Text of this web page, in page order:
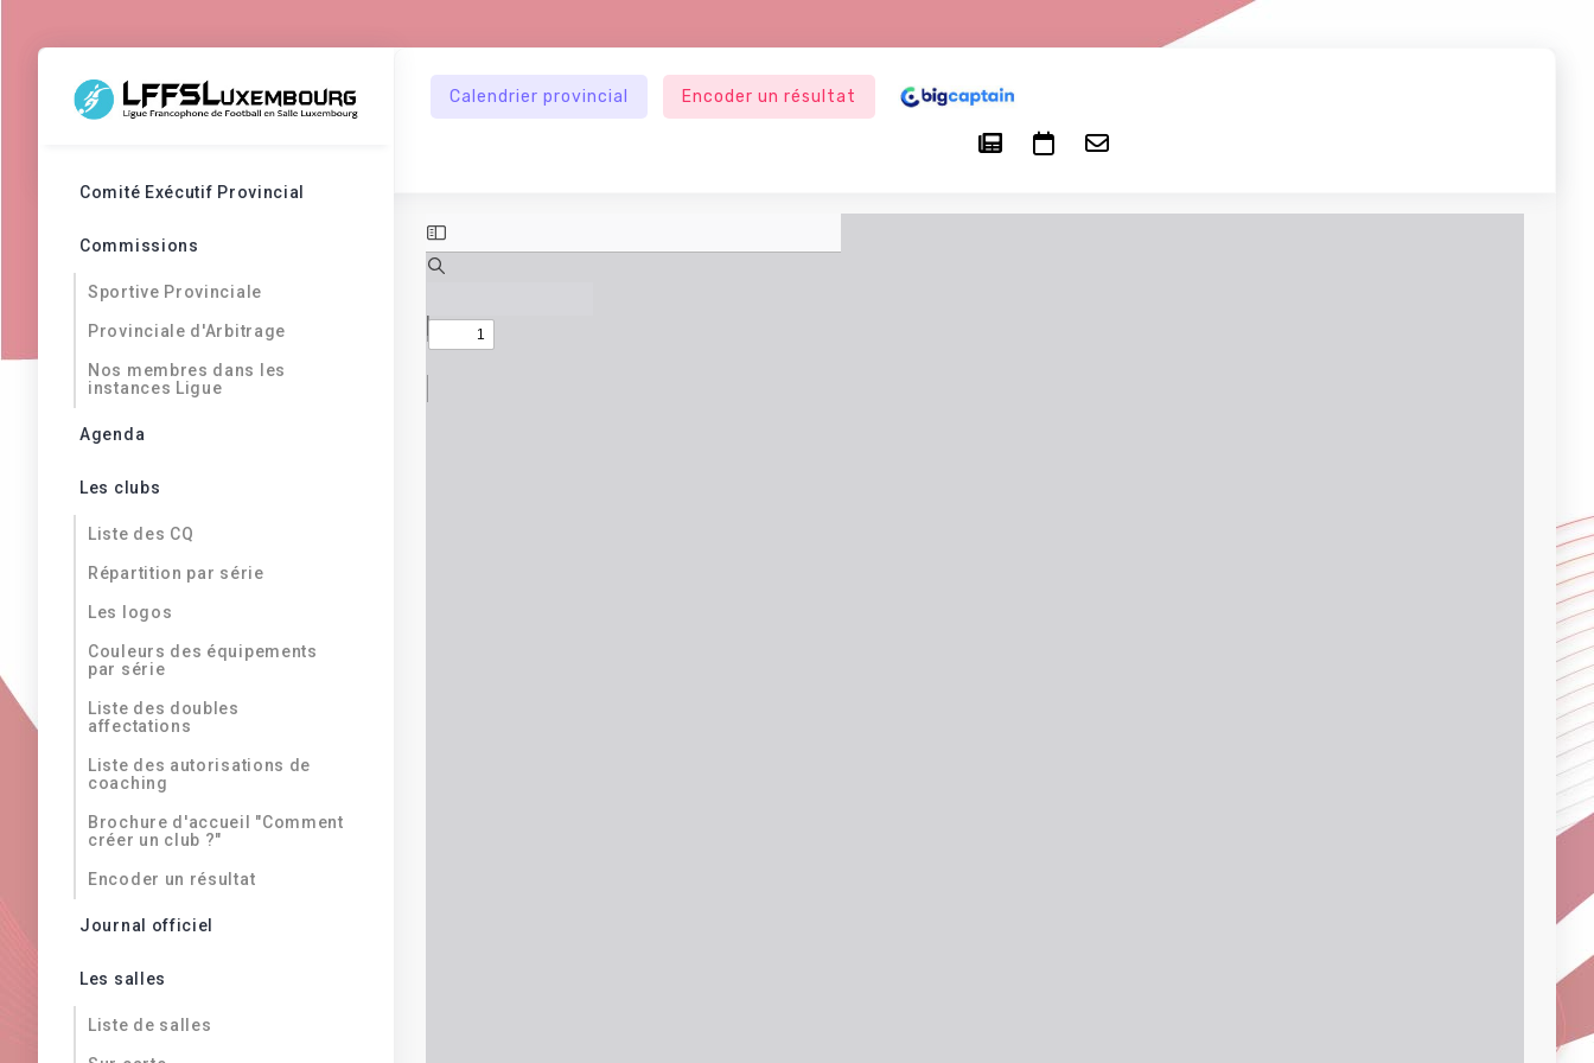
Calendrier provincial Encoder un résultat
Comité Exécutif Provincial
Commissions
Sportive Provinciale
Provinciale d'Arbitrage
Nos membres dans les
instances Ligue
Agenda
Les clubs
Liste des CQ
Répartition par série
Les logos
Couleurs des équipements
par série
Liste des doubles
affectations
Liste des autorisations de
coaching
Brochure d'accueil "Comment
créer un club ?"
Encoder un résultat
Journal officiel
Les salles
Liste de salles